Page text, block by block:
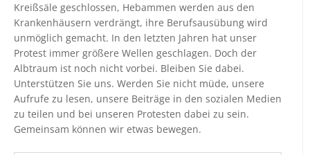
Kreißsäle geschlossen, Hebammen werden aus den
Krankenhäusern verdrängt, ihre Berufsausübung wird
unmöglich gemacht. In den letzten Jahren hat unser
Protest immer größere Wellen geschlagen. Doch der
Albtraum ist noch nicht vorbei. Bleiben Sie dabei.
Unterstützen Sie uns. Werden Sie nicht müde, unsere
Aufrufe zu lesen, unsere Beiträge in den sozialen Medien
zu teilen und bei unseren Protesten dabei zu sein.
Gemeinsam können wir etwas bewegen.